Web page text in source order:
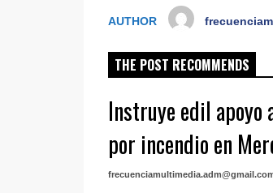
AUTHOR
THE POST RECOMMENDS
Instruye edil apoyo
por incendio en